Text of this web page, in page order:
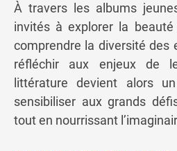
À travers les albums
invités à explorer la
comprendre la diversité des
réfléchir aux enjeux de
littérature devient alors
sensibiliser aux grands
tout en nourrissant